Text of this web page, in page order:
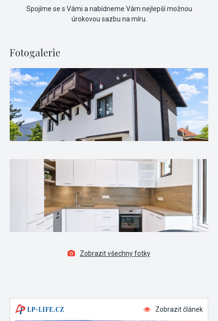
Spojíme se s Vámi a nabídneme Vám nejlepší možnou
úrokovou sazbu na míru.
Fotogalerie
Zobrazit všechny fotky
Zobrazit článek